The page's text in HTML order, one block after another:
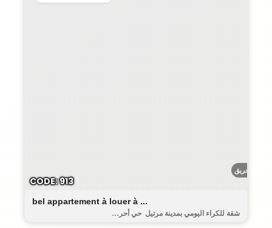
أحريق
bel appartement à louer à ...
شقة للكراء اليومي بمدينة مرتيل حي أحر...
CODE: 913